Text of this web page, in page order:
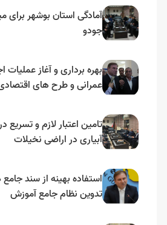
آمادگی استان بوشهر برای
جودو
بهره برداری و آغاز عملیات
عمرانی و طرح های
تامین اعتبار لازم و
آبیاری در اراضی نخیلات
استفاده بهینه از سند
تدوین نظام جامع آموزش